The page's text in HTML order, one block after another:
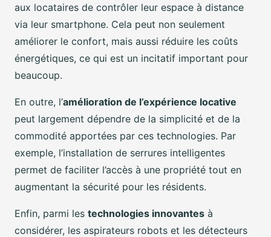
aux locataires de contrôler leur espace à distance
via leur smartphone. Cela peut non seulement
améliorer le confort, mais aussi réduire les coûts
énergétiques, ce qui est un incitatif important pour
beaucoup.
En outre, l’amélioration de l’expérience locative
peut largement dépendre de la simplicité et de la
commodité apportées par ces technologies. Par
exemple, l’installation de serrures intelligentes
permet de faciliter l’accès à une propriété tout en
augmentant la sécurité pour les résidents.
Enfin, parmi les technologies innovantes à
considérer, les aspirateurs robots et les détecteurs